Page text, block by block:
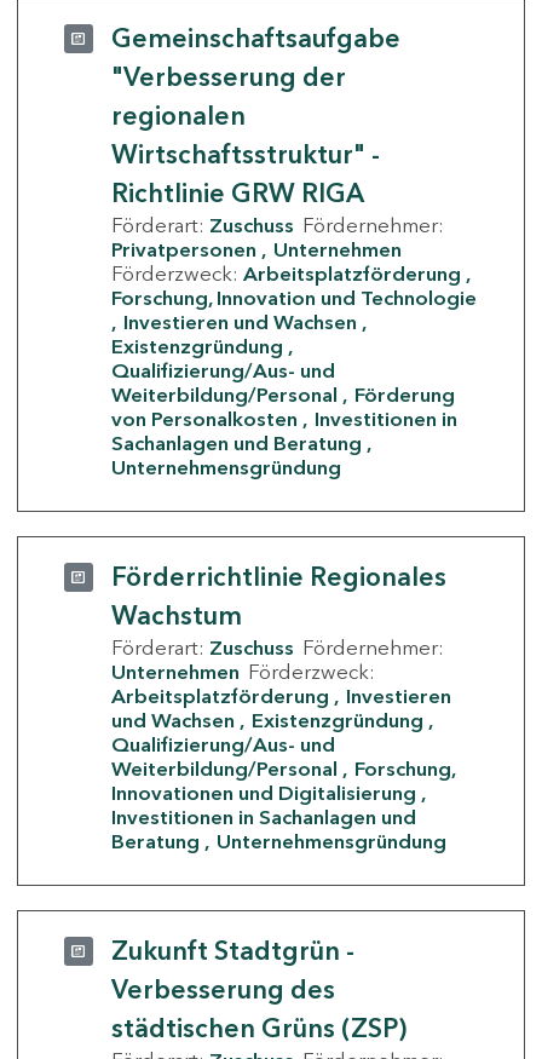
Gemeinschaftsaufgabe
"Verbesserung der
regionalen
Wirtschaftsstruktur" -
Richtlinie GRW RIGA
Förderart: Zuschuss Fördernehmer:
Privatpersonen
Unternehmen
Förderzweck: Arbeitsplatzförderung
Forschung, Innovation und Technologie
Investieren und Wachsen
Existenzgründung
Qualifizierung/Aus- und
Weiterbildung/Personal
Förderung
von Personalkosten
Investitionen in
Sachanlagen und Beratung
Unternehmensgründung
Förderrichtlinie Regionales
Wachstum
Förderart: Zuschuss Fördernehmer:
Unternehmen Förderzweck:
Arbeitsplatzförderung
Investieren
und Wachsen
Existenzgründung
Qualifizierung/Aus- und
Weiterbildung/Personal
Forschung,
Innovationen und Digitalisierung
Investitionen in Sachanlagen und
Beratung
Unternehmensgründung
Zukunft Stadtgrün -
Verbesserung des
städtischen Grüns (ZSP)